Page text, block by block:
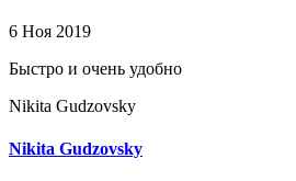
6 Ноя 2019
Быстро и очень удобно
Nikita Gudzovsky
Nikita Gudzovsky